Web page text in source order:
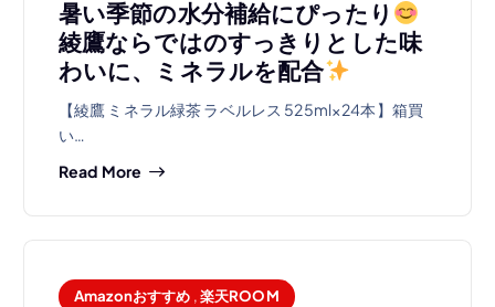
暑い季節の水分補給にぴったり
綾鷹ならではのすっきりとした味
わいに、ミネラルを配合
【綾鷹 ミネラル緑茶 ラベルレス 525ml×24本】箱買
い…
Read More
Amazonおすすめ ,楽天ROOM